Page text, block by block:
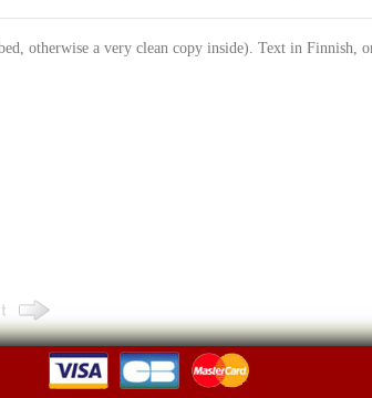
otherwise a very clean copy inside). Text in Finnish,